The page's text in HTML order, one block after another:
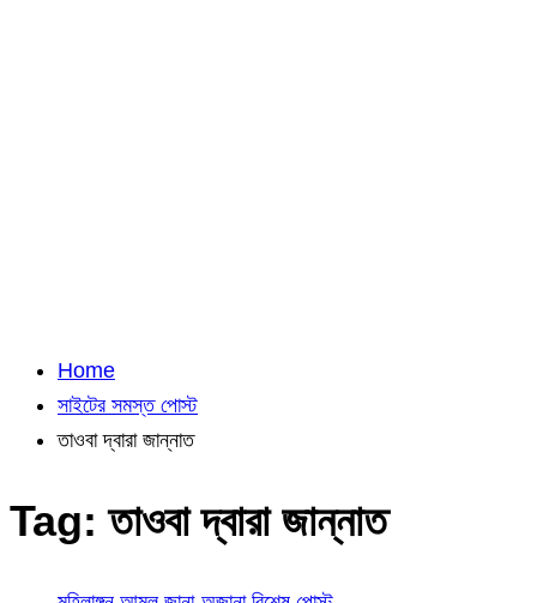
Home
সাইটের সমস্ত পোস্ট
তাওবা দ্বারা জান্নাত
Tag:তাওবা দ্বারা জান্নাত